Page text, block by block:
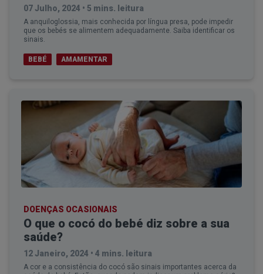
07 Julho, 2024 • 5 mins. leitura
A anquiloglossia, mais conhecida por língua presa, pode impedir
que os bebés se alimentem adequadamente. Saiba identificar os
sinais.
BEBÉ AMAMENTAR
DOENÇAS OCASIONAIS
O que o cocó do bebé diz sobre a sua
saúde?
12 Janeiro, 2024 • 4 mins. leitura
A cor e a consistência do cocó são sinais importantes acerca da